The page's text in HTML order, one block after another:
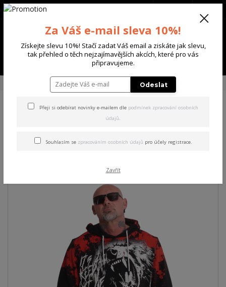
Menu
+420 702 136 620
MIKINY Yakuza pánská mikina s kapucí Creepy Hoodie
Yakuza pánská mikina s
kapucí Creepy Hoodie
Za Váš e-mail sleva 10%!
Získejte slevu 10%! Stačí zadat Váš email a ziskáte jak slevu,
tak přehled o těch nejzajímavějších akcích, které pro vás
připravujeme.
Odeslat
Přeji si odebírat novinky e-mailem dle podmínek zpracování osobních
údajů.
Souhlasím se zpracováním osobních údajů pro účely registrace.
Zavřít